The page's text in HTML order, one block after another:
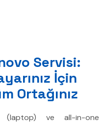
Servisi:
İçin
Ortağınız
(laptop) ve all-in-one